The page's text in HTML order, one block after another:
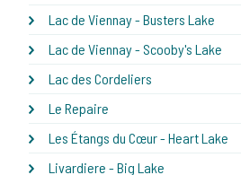
Lac de Viennay - Busters Lake
Lac de Viennay - Scooby's Lake
Lac des Cordeliers
Le Repaire
Les Étangs du Cœur - Heart Lake
Livardiere - Big Lake